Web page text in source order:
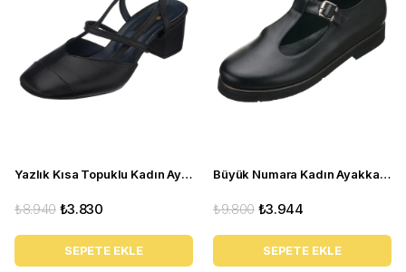
Yazlık Kısa Topuklu Kadın Ayakkabı LTF00141 Siyah
₺3.830
₺8.940
SEPETE EKLE
Büyük Numara Kadın Ayakkabı Babet MYG2002 siyah D
₺3.944
₺9.800
SEPETE EKLE